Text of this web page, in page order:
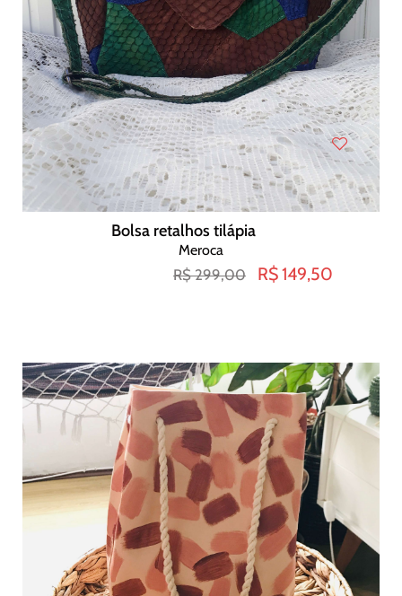
Bolsa retalhos tilápia
Meroca
R$ 299,00 R$ 149,50